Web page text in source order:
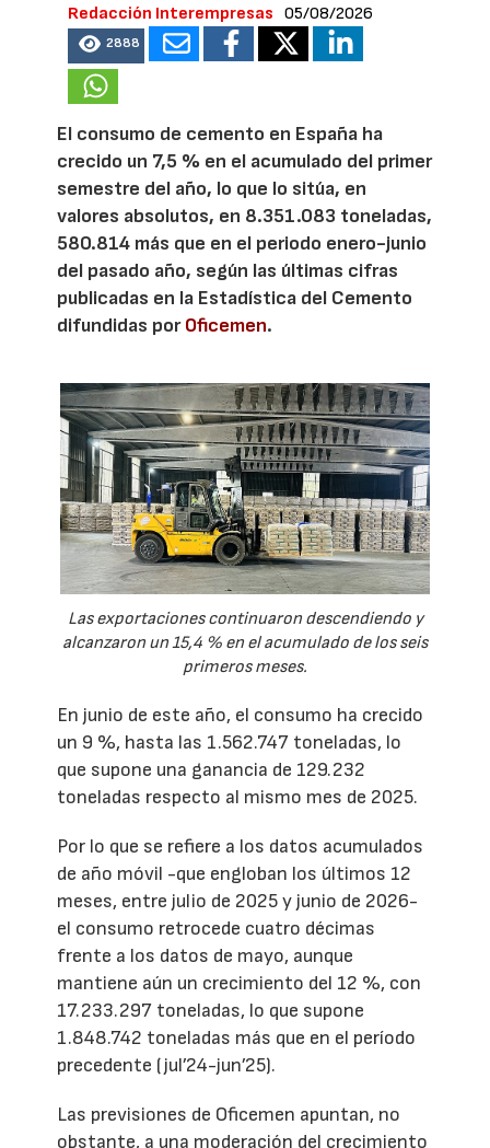
Redacción Interempresas 05/08/2026
2888
El consumo de cemento en España ha
crecido un 7,5 % en el acumulado del primer
semestre del año, lo que lo sitúa, en
valores absolutos, en 8.351.083 toneladas,
580.814 más que en el periodo enero-junio
del pasado año, según las últimas cifras
publicadas en la Estadística del Cemento
difundidas porOficemen.
Las exportaciones continuaron descendiendo y
alcanzaron un 15,4 % en el acumulado de los seis
primeros meses.
En junio de este año, el consumo ha crecido
un 9 %, hasta las 1.562.747 toneladas, lo
que supone una ganancia de 129.232
toneladas respecto al mismo mes de 2025.
Por lo que se refiere a los datos acumulados
de año móvil -que engloban los últimos 12
meses, entre julio de 2025 y junio de 2026-
el consumo retrocede cuatro décimas
frente a los datos de mayo, aunque
mantiene aún un crecimiento del 12 %, con
17.233.297 toneladas, lo que supone
1.848.742 toneladas más que en el período
precedente (jul’24-jun’25).
Las previsiones de Oficemen apuntan, no
obstante, a una moderación del crecimiento